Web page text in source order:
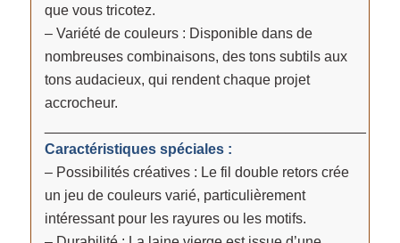
que vous tricotez.
– Variété de couleurs : Disponible dans de
nombreuses combinaisons, des tons subtils aux
tons audacieux, qui rendent chaque projet
accrocheur.
Caractéristiques spéciales :
– Possibilités créatives : Le fil double retors crée
un jeu de couleurs varié, particulièrement
intéressant pour les rayures ou les motifs.